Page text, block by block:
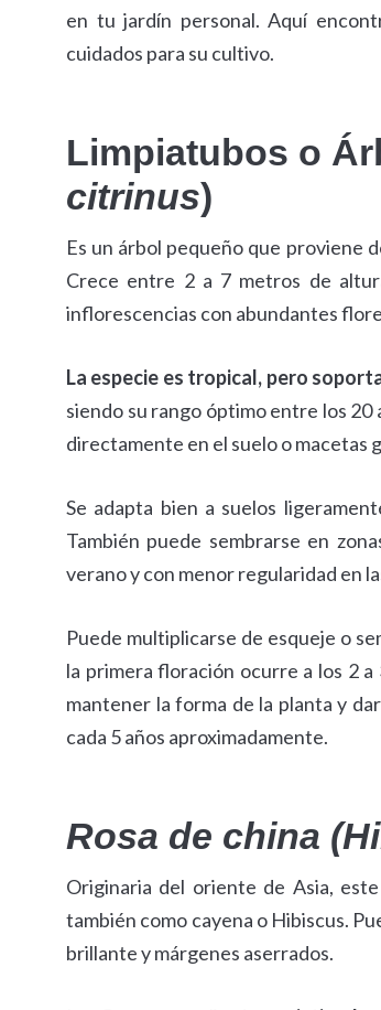
en tu jardín personal. Aquí
cuidados para su cultivo.
Limpiatubos o
citrinus)
Es un árbol pequeño que proviene
Crece entre 2 a 7 metros de
inflorescencias con abundantes
La especie es tropical, pero
siendo su rango óptimo entre los 20
directamente en el suelo o macetas
Se adapta bien a suelos
También puede sembrarse en
verano y con menor regularidad en
Puede multiplicarse de esqueje o
la primera floración ocurre a los 2
mantener la forma de la planta y
cada 5 años aproximadamente.
Rosa de china
Originaria del oriente de Asia,
también como cayena o Hibiscus.
brillante y márgenes aserrados.